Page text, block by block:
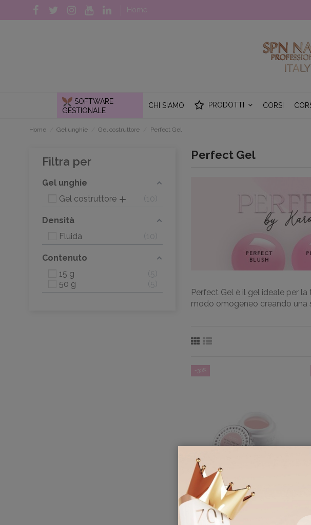
Home
SOFTWARE
GESTIONALE
CHI SIAMO PRODOTTI CORSI
Home Gel unghie Gel costruttore Perfect Gel
Perfect Gel
Perfect Gel è il gel ideale per
modo omogeneo creando una
-30%
Perfect Beige Gel 15g
Filtra per
Gel unghie
Gel costruttore
10
Densità
Fluida
10
Contenuto
15 g
5
50 g
5